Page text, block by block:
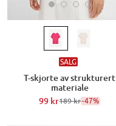
SALG
T-skjorte av strukturert
materiale
99 kr189 kr-47%